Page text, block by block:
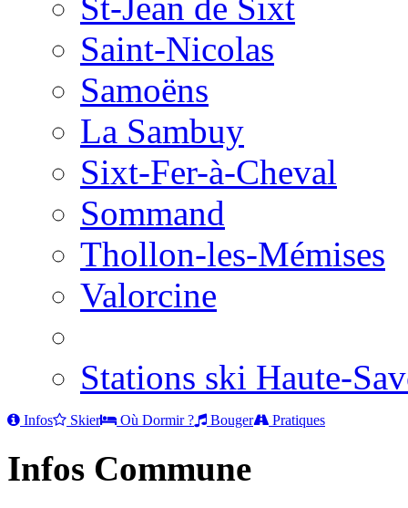
Saint-Nicolas
Samoëns
La Sambuy
Sixt-Fer-à-Cheval
Sommand
Thollon-les-Mémises
Valorcine
Stations ski Haute-
Infos Skier Où Dormir ? Bouger Pratiques
Infos Commune